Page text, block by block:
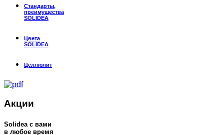
Стандарты,
преимущества
SOLIDEA
Цвета
SOLIDEA
Целлюлит
Акции
Solidea c вами
в любое время